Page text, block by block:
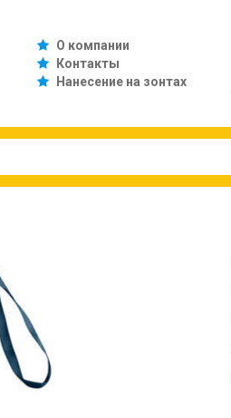
О компании
Контакты
Нанесение на зонтах